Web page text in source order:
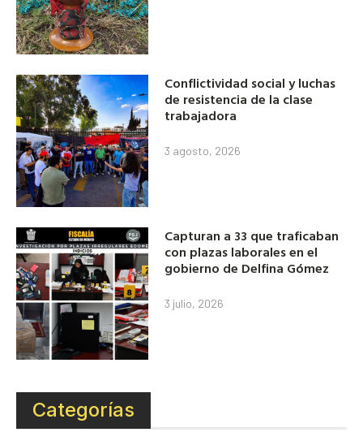
Conflictividad social y luchas
de resistencia de la clase
trabajadora
3 agosto, 2026
Capturan a 33 que traficaban
con plazas laborales en el
gobierno de Delfina Gómez
3 julio, 2026
Categorías